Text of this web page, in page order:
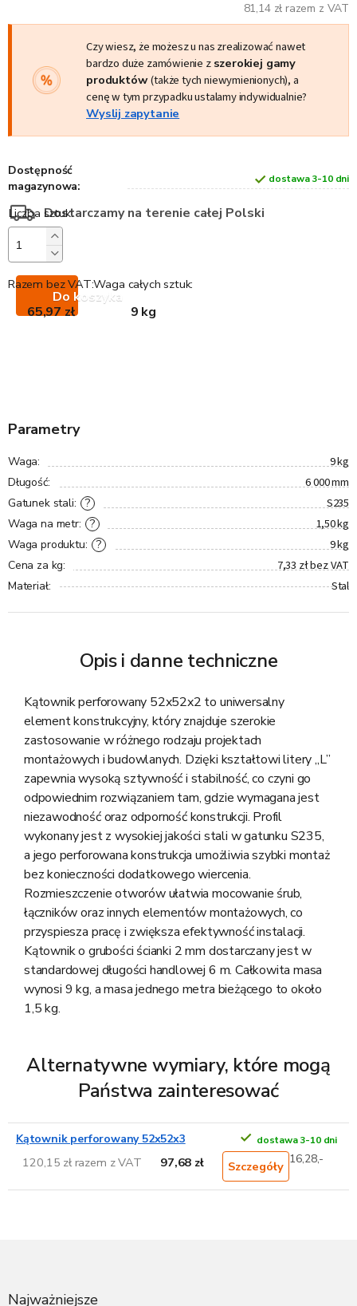
81,14 zł razem z VAT
Czy wiesz, że możesz u nas zrealizować nawet
bardzo duże zamówienie z szerokiej gamy
produktów(także tych niewymienionych), a
cenę w tym przypadku ustalamy indywidualnie?
Wyslij zapytanie
Dostępność
magazynowa:
dostawa 3-10 dni
Dostarczamy na terenie całej Polski
Do koszyka
Waga całych sztuk:
9 kg
Razem bez VAT:
65,97 zł
Parametry
Waga: 9 kg
Długość: 6 000 mm
?
Gatunek stali: S235
?
Waga na metr: 1,50 kg
?
Waga produktu: 9 kg
Cena za kg: 7,33 zł bez VAT
Materiał: Stal
Opis i danne techniczne
Kątownik perforowany 52x52x2 to uniwersalny
element konstrukcyjny, który znajduje szerokie
zastosowanie w różnego rodzaju projektach
montażowych i budowlanych. Dzięki kształtowi litery „L”
zapewnia wysoką sztywność i stabilność, co czyni go
odpowiednim rozwiązaniem tam, gdzie wymagana jest
niezawodność oraz odporność konstrukcji. Profil
wykonany jest z wysokiej jakości stali w gatunku S235,
a jego perforowana konstrukcja umożliwia szybki montaż
bez konieczności dodatkowego wiercenia.
Rozmieszczenie otworów ułatwia mocowanie śrub,
łączników oraz innych elementów montażowych, co
przyspiesza pracę i zwiększa efektywność instalacji.
Kątownik o grubości ścianki 2 mm dostarczany jest w
standardowej długości handlowej 6 m. Całkowita masa
wynosi 9 kg, a masa jednego metra bieżącego to około
1,5 kg.
Alternatywne wymiary, które mogą
Państwa zainteresować
Kątownik perforowany 52x52x3 dostawa 3-10 dni
120,15 zł razem z VAT 97,68 zł Szczegóły 16,28,-
Najważniejsze